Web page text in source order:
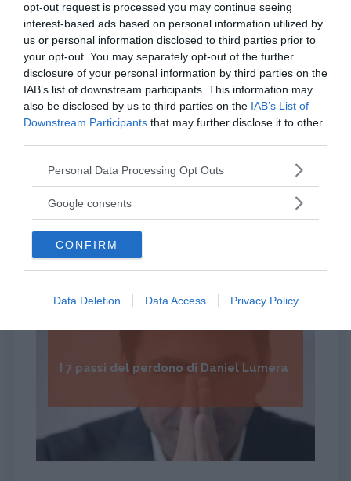
opt-out request is processed you may continue seeing
interest-based ads based on personal information utilized by
us or personal information disclosed to third parties prior to
your opt-out. You may separately opt-out of the further
disclosure of your personal information by third parties on the
IAB’s list of downstream participants. This information may
also be disclosed by us to third parties on the IAB’s List of
Downstream Participants that may further disclose it to other
Please note that this website/app uses one or more Google
not limited to your visit or usage behaviour. You may click to
use your data for below specified purposes in below Google
consent section.
Personal Data Processing Opt Outs
Google consents
CONFIRM
Data Deletion Data Access Privacy Policy
I nostri speciali
Psicologia della Divina Commedia
I 7 passi del perdono di Daniel Lumera